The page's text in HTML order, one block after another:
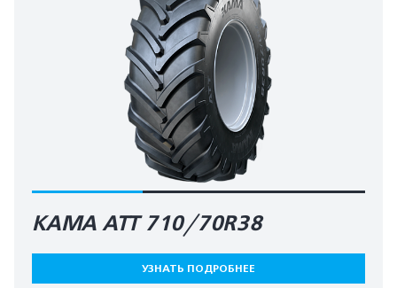
КАМА АТТ 710/70R38
УЗНАТЬ ПОДРОБНЕЕ